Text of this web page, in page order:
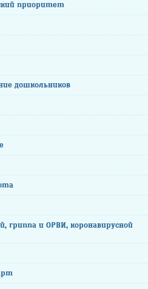
приоритет
дошкольников
гриппа и ОРВИ, коронавирусной